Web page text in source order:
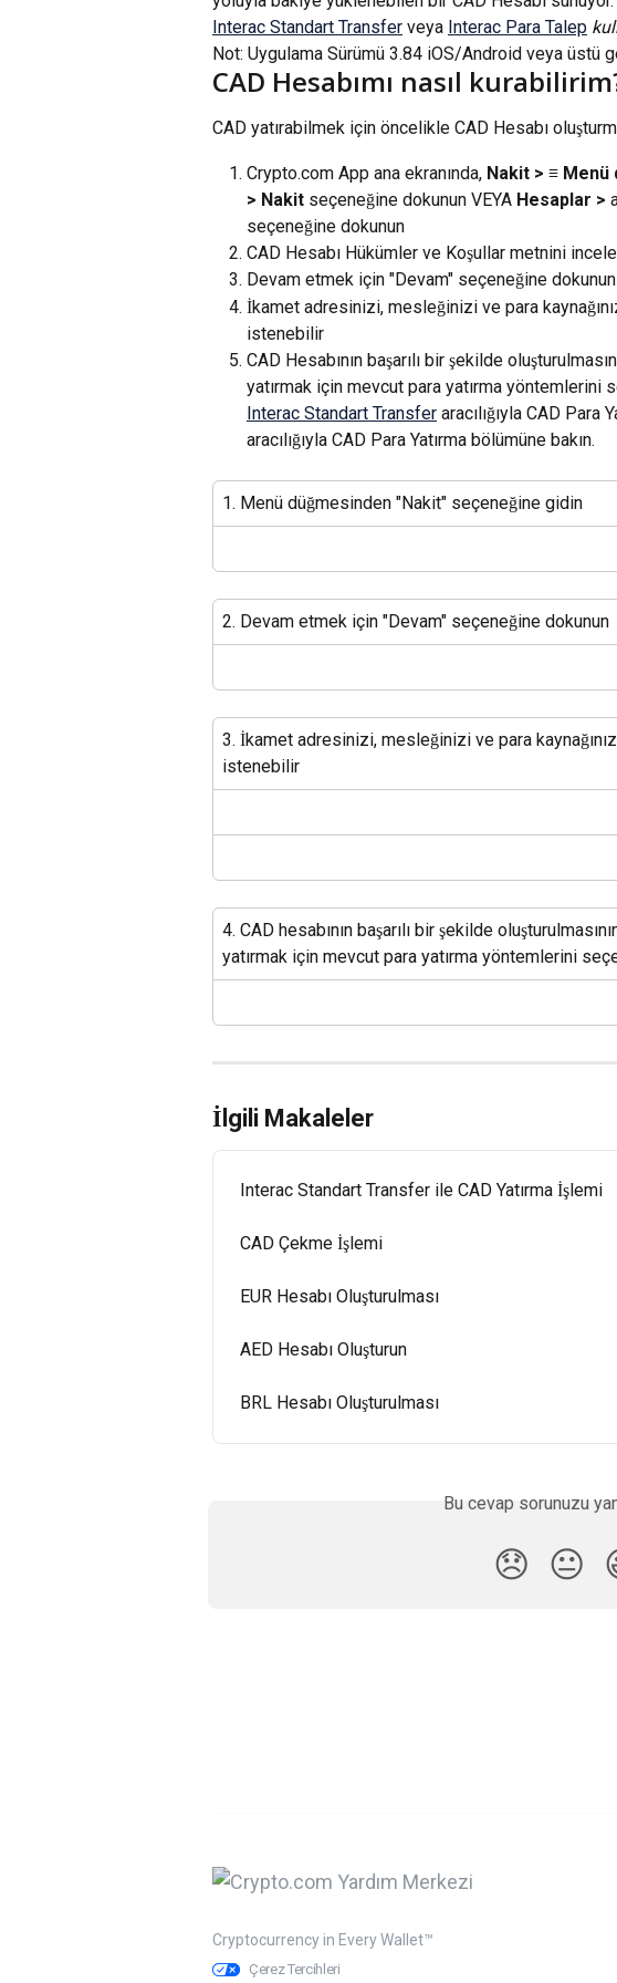
Interac Standart Transfer veya Interac Para Talep
Not: Uygulama Sürümü 3.84 iOS/Android veya üstü
CAD Hesabımı nasıl
CAD yatırabilmek için öncelikle CAD Hesabı
Crypto.com App ana ekranında, Nakit > ≡ Menü
> Nakit seçeneğine dokunun VEYA Hesaplar >
seçeneğine dokunun
CAD Hesabı Hükümler ve Koşullar metnini
Devam etmek için "Devam" seçeneğine dokunun
İkamet adresinizi, mesleğinizi ve para
istenebilir
CAD Hesabının başarılı bir şekilde
yatırmak için mevcut para yatırma
Interac Standart Transfer aracılığıyla CAD Para
aracılığıyla CAD Para Yatırma bölümüne bakın.
1. Menü düğmesinden "Nakit" seçeneğine gidin
2. Devam etmek için "Devam" seçeneğine dokunun
3. İkamet adresinizi, mesleğinizi ve para
istenebilir
4. CAD hesabının başarılı bir şekilde
yatırmak için mevcut para yatırma yöntemlerini
İlgili Makaleler
Interac Standart Transfer ile CAD Yatırma İşlemi
CAD Çekme İşlemi
EUR Hesabı Oluşturulması
AED Hesabı Oluşturun
BRL Hesabı Oluşturulması
Bu cevap sorunuzu
😞 😐
Cryptocurrency in Every Wallet™
Çerez Tercihleri